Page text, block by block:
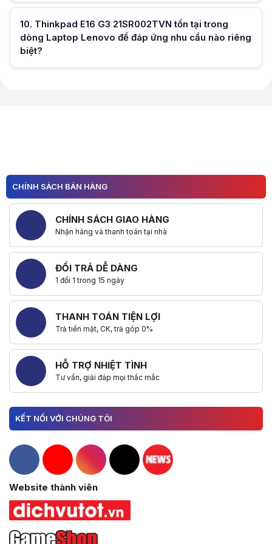
Hữu ích (0)
10. Thinkpad E16 G3 21SR002TVN tồn tại trong
dòng Laptop Lenovo để đáp ứng nhu cầu nào riêng
biệt?
CHÍNH SÁCH BÁN HÀNG
CHÍNH SÁCH GIAO HÀNG
Nhận hàng và thanh toán tại nhà
ĐỔI TRẢ DỄ DÀNG
1 đổi 1 trong 15 ngày
THANH TOÁN TIỆN LỢI
Trả tiền mặt, CK, trả góp 0%
HỖ TRỢ NHIỆT TÌNH
Tư vấn, giải đáp mọi thắc mắc
KẾT NỐI VỚI CHÚNG TÔI
Hacom Facebook
Hacom YouTube
Hacom Instagram
Hacom TikTok
Website thành viên